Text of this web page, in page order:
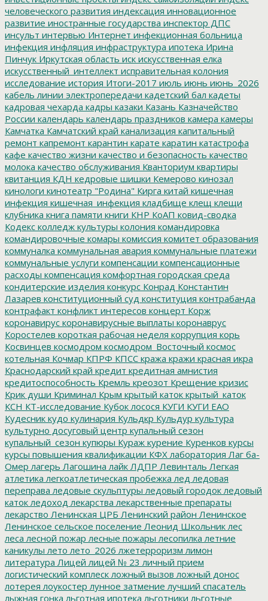
человеческого развития индексация инновационное
развитие иностранные государства инспектор ДПС
инсульт интервью Интернет инфекционная больница
инфекция инфляция инфраструктура ипотека Ирина
Пинчук Иркутская область иск искусственная елка
искусственный_интеллект исправительная колония
исследование история Итоги-2017 июль июнь июнь_2026
кабель линии электропередачи кадетский бал кадеты
кадровая чехарда кадры казаки Казань Казначейство
России календарь календарь праздников камера камеры
Камчатка Камчатский край канализация капитальный
ремонт капремонт карантин карате каратин катастрофа
кафе качество жизни качество и безопасность качество
молока качество обслуживания Кванториум квартиры
квитанция КДН кедровые шишки Кемерово кинозал
кинологи кинотеатр "Родина" Кирга китай кишечная
инфекция кишечная_инфекция кладбище клещ клещи
клубника книга памяти книги КНР КоАП ковид-сводка
Кодекс колледж культуры колония командировка
командировочные комары комиссия комитет образования
коммуналка коммунальная авария коммунальные платежи
коммунальные услуги компенсации компенсационные
расходы компенсация комфортная городская среда
кондитерские изделия конкурс Конрад Константин
Лазарев конституционный суд конституция контрабанда
контрафакт конфликт интересов концерт Корж
коронавирус коронавирусные выплаты коронаврус
Коростелев короткая рабочая неделя коррупция корь
Косвинцев космодром космодром_Восточный космос
котельная Кочмар КПРФ КПСС кража кражи красная икра
Краснодарский край кредит кредитная амнистия
кредитоспособность Кремль креозот Крещение кризис
Крик души Криминал Крым крытый каток крытый_каток
КСН КТ-исследование Кубок лосося КУГИ КУГИ ЕАО
Кудесник кудо кулинария Кульдкр Кульдур культура
культурно досуговый центр купальный сезон
купальный_сезон купюры Кураж курение Куренков курсы
курсы повышения квалификации КФХ лаборатория Лаг ба-
Омер лагерь Лагошина лайк ЛДПР Левинталь Легкая
атлетика легкоатлетическая пробежка лед ледовая
переправа ледовые скульптуры ледовый городок ледовый
каток ледоход лекарства лекарственные препараты
лекарство Ленинская ЦРБ Ленинский район Ленинское
Ленинское сельское поселение Леонид Школьник лес
леса лесной пожар лесные пожары лесопилка летние
каникулы лето лето_2026 лжетерроризм лимон
литература Лицей лицей № 23 личный прием
логистический комплеск ложный вызов ложный донос
лотерея лоукостер лунное затмение лучший спасатель
лыжная гонка льготная ипотека льготники льготные